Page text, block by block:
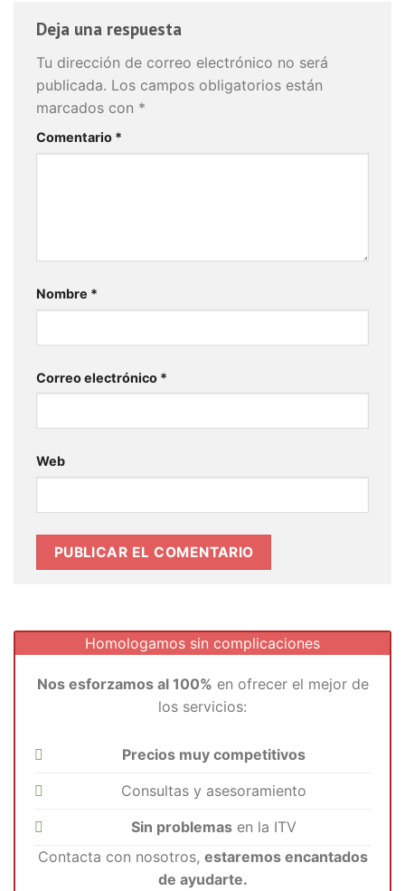
Deja una respuesta
Tu dirección de correo electrónico no será
publicada. Los campos obligatorios están
marcados con *
Comentario *
Nombre *
Correo electrónico *
Web
Homologamos sin complicaciones
Nos esforzamos al 100% en ofrecer el mejor de
los servicios:
Precios muy competitivos
Consultas y asesoramiento
Sin problemas en la ITV
Contacta con nosotros, estaremos encantados
de ayudarte.